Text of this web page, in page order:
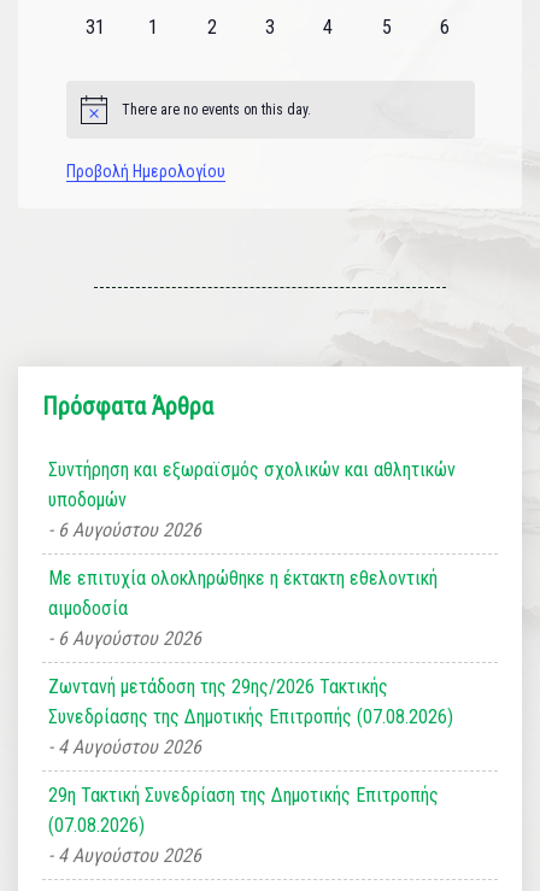
0
31
0
1
0
2
0
3
0
4
0
5
0
6
Notice There are no events on this day.
Προβολή Ημερολογίου
Πρόσφατα Άρθρα
Συντήρηση και εξωραϊσμός σχολικών και αθλητικών
υποδομών
6 Αυγούστου 2026
Με επιτυχία ολοκληρώθηκε η έκτακτη εθελοντική
αιμοδοσία
6 Αυγούστου 2026
Ζωντανή μετάδοση της 29ης/2026 Τακτικής
Συνεδρίασης της Δημοτικής Επιτροπής (07.08.2026)
4 Αυγούστου 2026
29η Τακτική Συνεδρίαση της Δημοτικής Επιτροπής
(07.08.2026)
4 Αυγούστου 2026